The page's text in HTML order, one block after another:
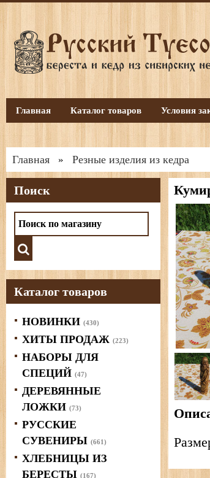
Главная Каталог товаров Условия
Главная » Резные изделия из кедра
Поиск
Каталог товаров
НОВИНКИ (430)
ХИТЫ ПРОДАЖ (223)
НАБОРЫ ДЛЯ
СПЕЦИЙ (47)
ДЕРЕВЯННЫЕ
ЛОЖКИ (73)
РУССКИЕ
СУВЕНИРЫ (661)
ХЛЕБНИЦЫ ИЗ
БЕРЕСТЫ (167)